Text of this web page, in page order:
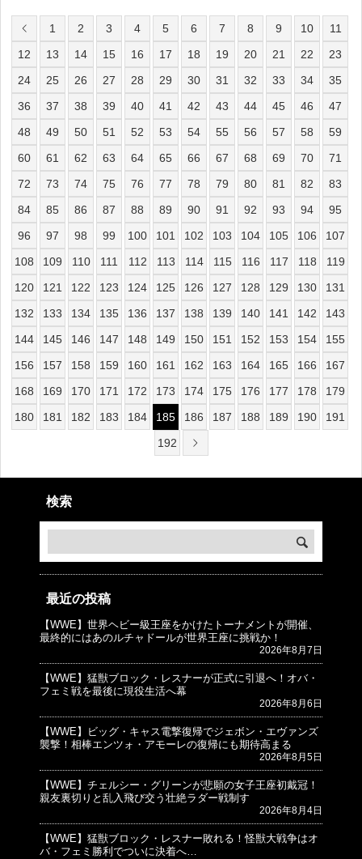
1
2 3 4 5 6 7 8 9 10
11
12
13 14 15 16 17 18 19 20 21 22
23
24
25 26 27 28 29 30 31 32 33 34
35
36
37 38 39 40 41 42 43 44 45 46
47
48
49 50 51 52 53 54 55 56 57 58
59
60
61 62 63 64 65 66 67 68 69 70
71
72
73 74 75 76 77 78 79 80 81 82
83
84
85 86 87 88 89 90 91 92 93 94
95
96
97 98 99 100 101 102 103 104 105 106
107
108
109 110 111 112 113 114 115 116 117 118
119
120
121 122 123 124 125 126 127 128 129 130
131
132
133 134 135 136 137 138 139 140 141 142
143
144
145 146 147 148 149 150 151 152 153 154
155
156
157 158 159 160 161 162 163 164 165 166
167
168
169 170 171 172 173 174 175 176 177 178
179
180
181 182 183 184 185 186 187 188 189 190
191
192
検索
最近の投稿
【WWE】世界ヘビー級王座をかけたトーナメントが開催、
最終的にはあのルチャドールが世界王座に挑戦か！
2026年8月7日
【WWE】猛獣ブロック・レスナーが正式に引退へ！オバ・
フェミ戦を最後に現役生活へ幕
2026年8月6日
【WWE】ビッグ・キャス電撃復帰でジェボン・エヴァンズ
襲撃！相棒エンツォ・アモーレの復帰にも期待高まる
2026年8月5日
【WWE】チェルシー・グリーンが悲願の女子王座初戴冠！
親友裏切りと乱入飛び交う壮絶ラダー戦制す
2026年8月4日
【WWE】猛獣ブロック・レスナー敗れる！怪獣大戦争はオ
バ・フェミ勝利でついに決着へ…
© プロレスJunkie ～WWEの最新情報 USA～